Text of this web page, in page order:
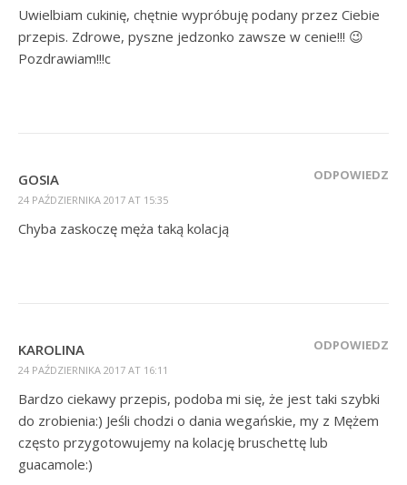
Uwielbiam cukinię, chętnie wypróbuję podany przez Ciebie
przepis. Zdrowe, pyszne jedzonko zawsze w cenie!!! 😉
Pozdrawiam!!!c
GOSIA
24 PAŹDZIERNIKA 2017 AT 15:35
ODPOWIEDZ
Chyba zaskoczę męża taką kolacją
KAROLINA
24 PAŹDZIERNIKA 2017 AT 16:11
ODPOWIEDZ
Bardzo ciekawy przepis, podoba mi się, że jest taki szybki
do zrobienia:) Jeśli chodzi o dania wegańskie, my z Mężem
często przygotowujemy na kolację bruschettę lub
guacamole:)